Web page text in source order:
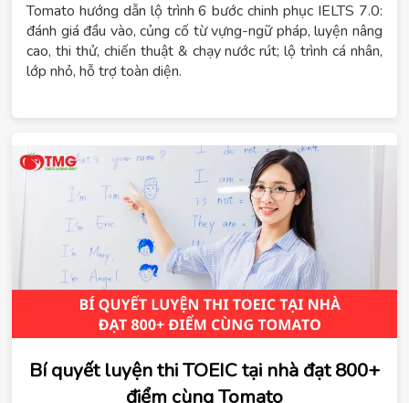
Tomato hướng dẫn lộ trình 6 bước chinh phục IELTS 7.0:
đánh giá đầu vào, củng cố từ vựng-ngữ pháp, luyện nâng
cao, thi thử, chiến thuật & chạy nước rút; lộ trình cá nhân,
lớp nhỏ, hỗ trợ toàn diện.
Bí quyết luyện thi TOEIC tại nhà đạt 800+
điểm cùng Tomato